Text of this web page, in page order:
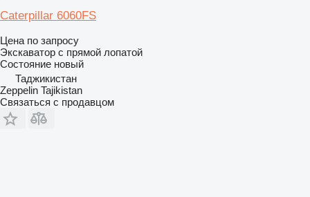
Caterpillar 6060FS
Цена по запросу
Экскаватор с прямой лопатой
Состояние новый
Таджикистан
Zeppelin Tajikistan
Связаться с продавцом